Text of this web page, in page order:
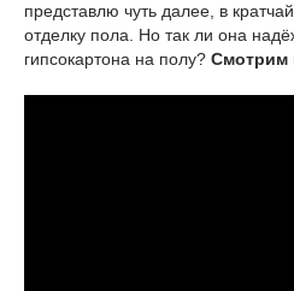
представлю чуть далее, в
отделку пола. Но так ли она
гипсокартона на полу? Смотрим